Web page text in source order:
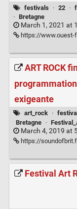
festivals · 22 ·
· Bretagne
March 1, 2021 at
https://www.ouest-france.fr/bretagne/paimpol-
ART ROCK
exigeante
art_rock · festival
Bretagne
·
March 4, 2019 at
https://soundofbrit.fr/
Festival Art